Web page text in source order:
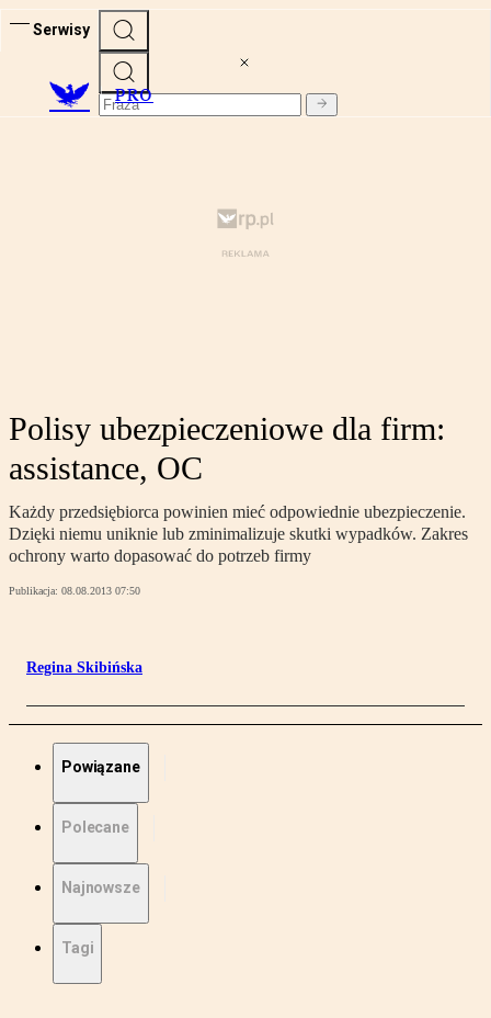
Serwisy
PRO
Polisy ubezpieczeniowe dla firm:
assistance, OC
Każdy przedsiębiorca powinien mieć odpowiednie ubezpieczenie.
Dzięki niemu uniknie lub zminimalizuje skutki wypadków. Zakres
ochrony warto dopasować do potrzeb firmy
Publikacja: 08.08.2013 07:50
Regina Skibińska
Powiązane
Polecane
Najnowsze
Tagi